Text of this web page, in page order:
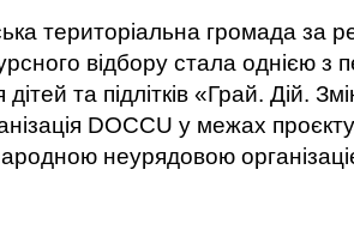
територіальна громада за
відбору стала однією
дітей та підлітків «Грай. Дій.
DOCCU у межах
неурядовою